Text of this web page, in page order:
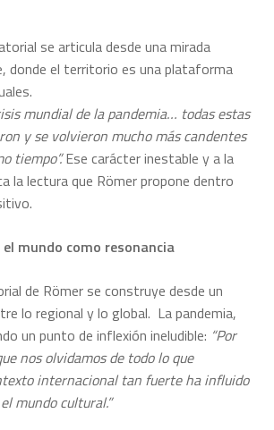
se articula desde una mirada
donde el territorio es una plataforma
mundial de la pandemia… todas estas
y se volvieron mucho más candentes
tiempo”.Ese carácter inestable y a la
la lectura que Römer propone dentro
mundo como resonancia
de Römer se construye desde un
lo regional y lo global. La pandemia,
un punto de inflexión ineludible: “Por
nos olvidamos de todo lo que
internacional tan fuerte ha influido
mundo cultural.”